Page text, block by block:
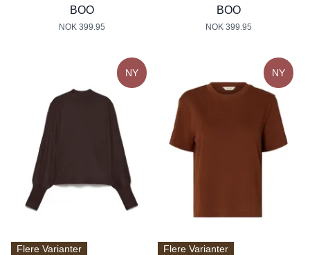
BOO
NOK 399.95
BOO
NOK 399.95
NY
Flere Varianter
NY
Flere Varianter